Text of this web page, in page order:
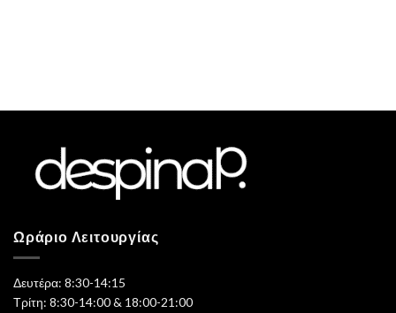
Ωράριο Λειτουργίας
Δευτέρα: 8:30-14:15
Τρίτη: 8:30-14:00 & 18:00-21:00